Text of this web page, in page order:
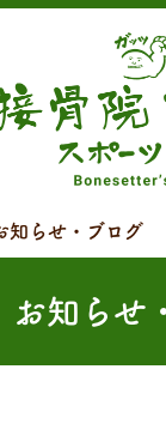
知らせ・ブログ
お知らせ